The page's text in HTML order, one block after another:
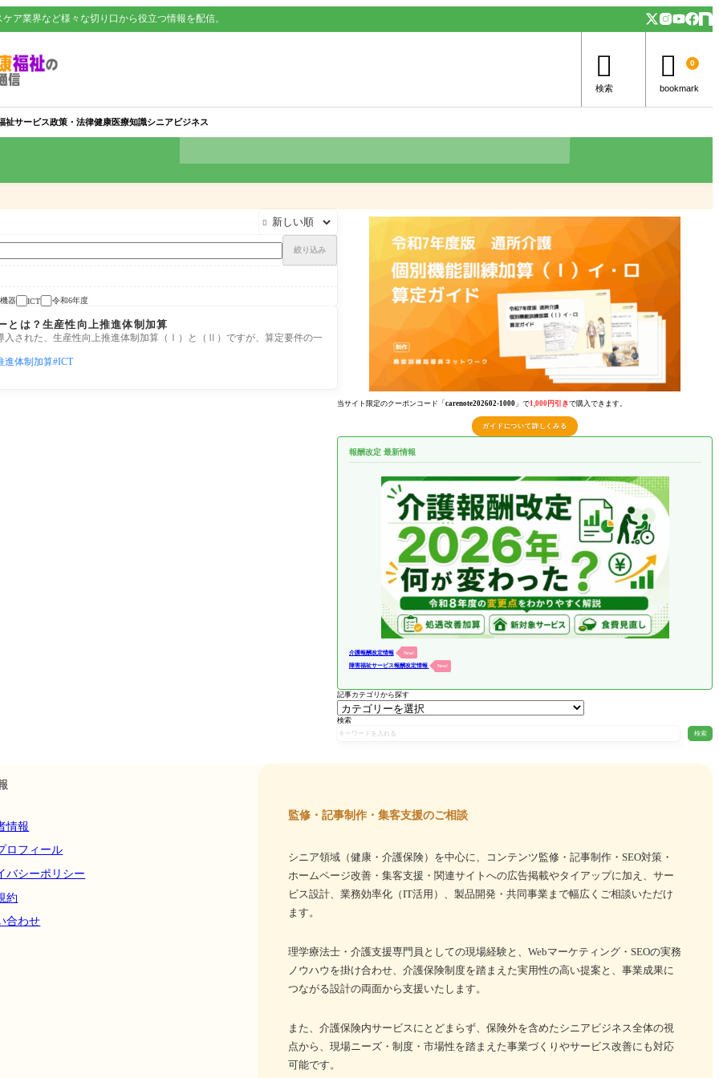
ア業界など様々な切り口から役立つ情報を配信。
祉サービス政策・法律健康医療知識シニアビジネス

検索
 0
bookmark

絞り込み
器 ICT 令和6年度
とは？生産性向上推進体制加算
入された、生産性向上推進体制加算（Ⅰ）と（Ⅱ）ですが、算定要件の一
進体制加算 ICT
当サイト限定のクーポンコード「 carenote202602-1000 」で1,000円引きで購入できます。
ガイドについて詳しくみる
報酬改定 最新情報
介護報酬改定情報 New!
障害福祉サービス報酬改定情報 New!
記事カテゴリから探す
検索
検索
情報
ロフィール
バシーポリシー
約
合わせ
監修・記事制作・集客支援のご相談
シニア領域（健康・介護保険）を中心に、コンテンツ監修・記事制作・SEO対策・
ホームページ改善・集客支援・関連サイトへの広告掲載やタイアップに加え、サー
ビス設計、業務効率化（IT活用）、製品開発・共同事業まで幅広くご相談いただけ
ます。
理学療法士・介護支援専門員としての現場経験と、Webマーケティング・SEOの実務
ノウハウを掛け合わせ、介護保険制度を踏まえた実用性の高い提案と、事業成果に
つながる設計の両面から支援いたします。
また、介護保険内サービスにとどまらず、保険外を含めたシニアビジネス全体の視
点から、現場ニーズ・制度・市場性を踏まえた事業づくりやサービス改善にも対応
可能です。